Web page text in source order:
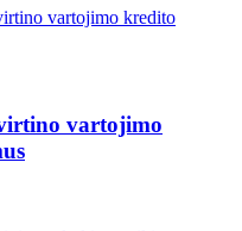
vartojimo